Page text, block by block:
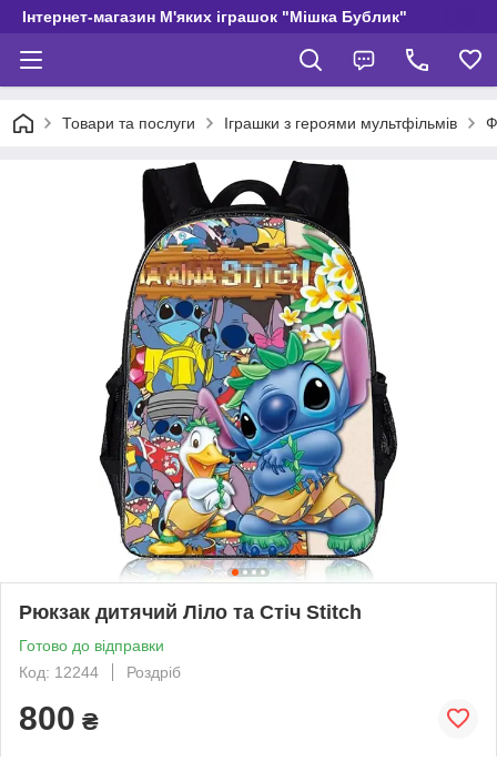
Інтернет-магазин М'яких іграшок "Мішка Бублик"
Товари та послуги Іграшки з героями мультфільмів
Рюкзак дитячий Ліло та Стіч Stitch
Готово до відправки
Код: 12244
Роздріб
800 ₴